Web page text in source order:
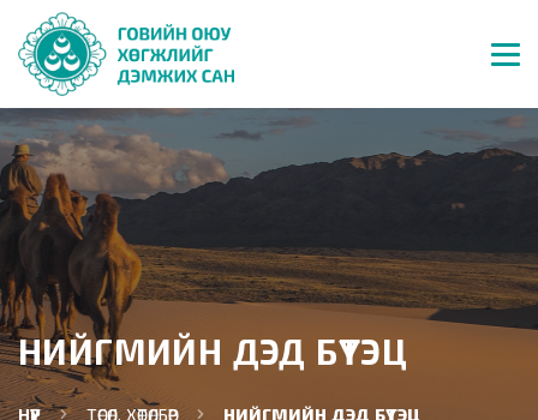
НИЙГМИЙН ДЭД БҮТЭЦ
НҮҮР ТӨСӨЛ, ХӨТӨЛБӨР НИЙГМИЙН ДЭД БҮТЭЦ